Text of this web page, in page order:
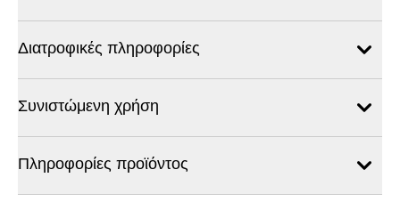
Διατροφικές πληροφορίες
Συνιστώμενη χρήση
Πληροφορίες προϊόντος